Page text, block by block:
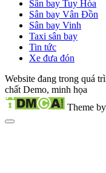
Sân bay Tuy Hòa
Sân bay Vân Đồn
Sân bay Vinh
Taxi sân bay
Tin tức
Xe đưa đón
Website đang trong quá
chất Demo, minh họa
Theme by